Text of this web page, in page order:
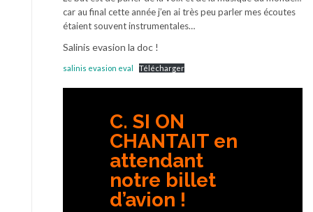
car au final cette année j’en ai très peu parler mes écoutes
étaient souvent instrumentales…
Salinis evasion la doc !
salinis evasion eval Télécharger
C. SI ON
CHANTAIT en
attendant
notre billet
d’avion !